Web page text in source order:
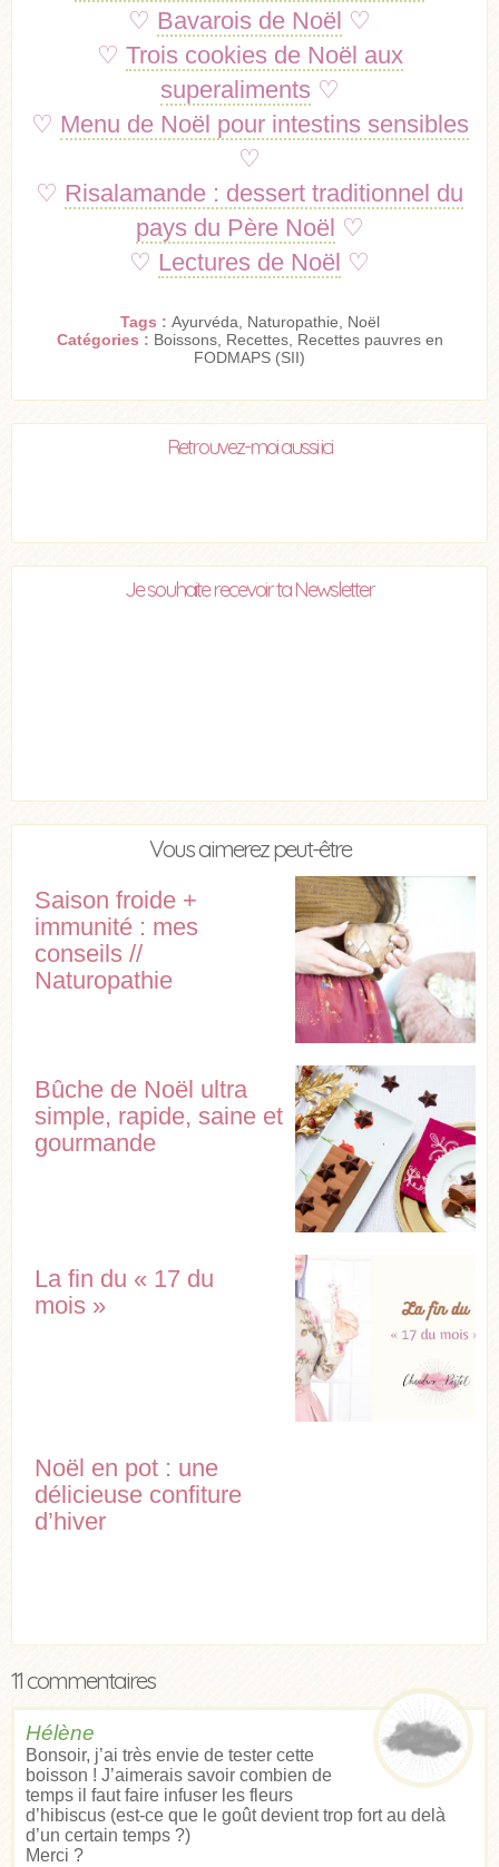
♡ Bavarois de Noël ♡
♡ Trois cookies de Noël aux
superaliments ♡
♡ Menu de Noël pour intestins sensibles
♡
♡ Risalamande : dessert traditionnel du
pays du Père Noël ♡
♡ Lectures de Noël ♡
Tags : Ayurvéda Naturopathie
Noël
Catégories : Boissons, Recettes, Recettes pauvres en
FODMAPS (SII)
Retrouvez-moi aussi ici
Je souhaite recevoir ta Newsletter
Vous aimerez peut-être
Saison froide +
immunité : mes
conseils //
Naturopathie
Bûche de Noël ultra
simple, rapide, saine et
gourmande
La fin du « 17 du
mois »
Noël en pot : une
délicieuse confiture
d’hiver
11 commentaires
Hélène
Bonsoir, j’ai très envie de tester cette
boisson ! J’aimerais savoir combien de
temps il faut faire infuser les fleurs
d’hibiscus (est-ce que le goût devient trop fort au delà
d’un certain temps ?)
Merci ?